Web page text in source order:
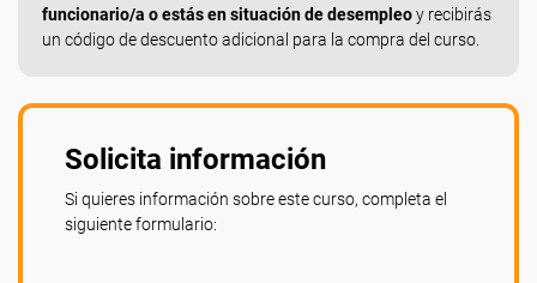
funcionario/a o estás en situación de desempleoy recibirás
un código de descuento adicional para la compra del curso.
Solicita información
Si quieres información sobre este curso, completa el
siguiente formulario: